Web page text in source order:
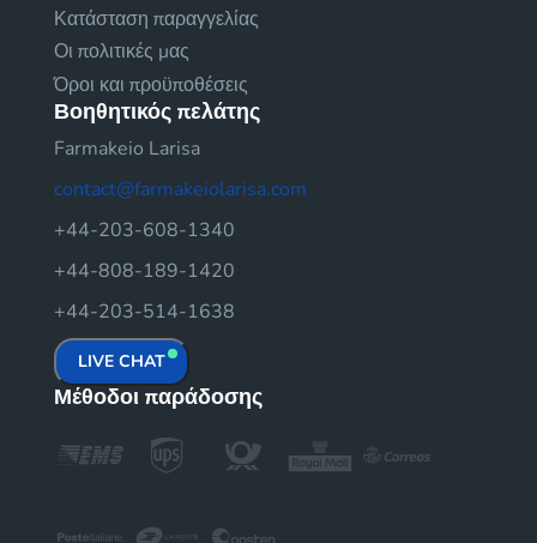
Κατάσταση παραγγελίας
Οι πολιτικές μας
Όροι και προϋποθέσεις
Βοηθητικός πελάτης
Farmakeio Larisa
contact@farmakeiolarisa.com
+44-203-608-1340
+44-808-189-1420
+44-203-514-1638
LIVE CHAT
Μέθοδοι παράδοσης